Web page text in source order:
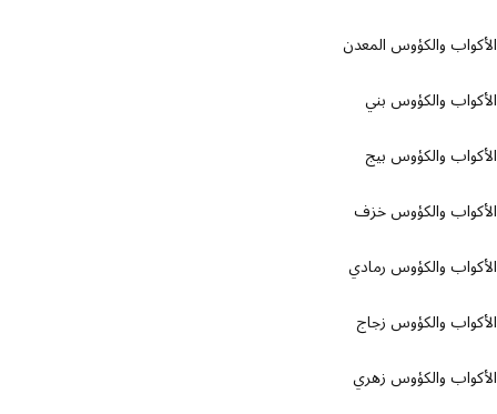
والكؤوس المعدن
والكؤوس بني
والكؤوس بيج
والكؤوس خزف
والكؤوس رمادي
والكؤوس زجاج
والكؤوس زهري